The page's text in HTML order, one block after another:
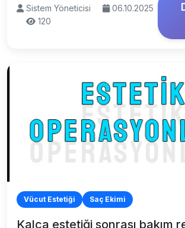
Sistem Yöneticisi
06.10.2025
120
Vücut Estetiği Saç Ekimi
Kalça estetiği sonrası bakım